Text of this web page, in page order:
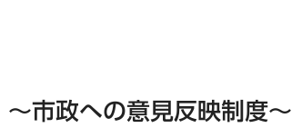
市政への意見反映制度〜